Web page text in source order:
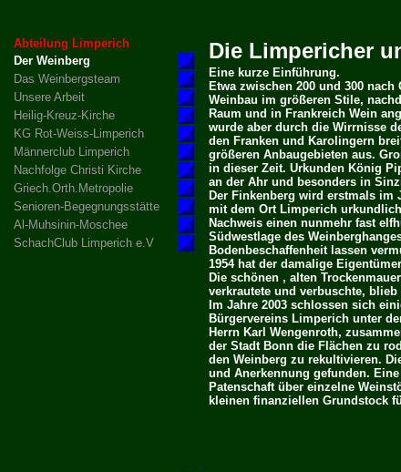
Die Limpericher
Eine kurze Einführung.
Etwa zwischen 200 und 300
Weinbau im größeren Stile,
Raum und in Frankreich Wein
wurde aber durch die Wirrnisse
den Franken und Karolingern
größeren Anbaugebieten aus.
in dieser Zeit. Urkunden König
an der Ahr und besonders in
Der Finkenberg wird erstmals im
mit dem Ort Limperich
Nachweis einen nunmehr fast
Südwestlage des
Bodenbeschaffenheit lassen
1954 hat der damalige
Die schönen , alten
verkrautete und verbuschte,
Im Jahre 2003 schlossen sich
Bürgervereins Limperich unter
Herrn Karl Wengenroth,
der Stadt Bonn die Flächen zu
den Weinberg zu rekultivieren.
und Anerkennung gefunden.
Patenschaft über einzelne
kleinen finanziellen Grundstock
Abteilung Limperich
Der Weinberg
Das Weinbergsteam
Unsere Arbeit
Heilig-Kreuz-Kirche
KG Rot-Weiss-Limperich
Männerclub Limperich
Nachfolge Christi Kirche
Griech.Orth.Metropolie
Senioren-Begegnungsstätte
Al-Muhsinin-Moschee
SchachClub Limperich e.V